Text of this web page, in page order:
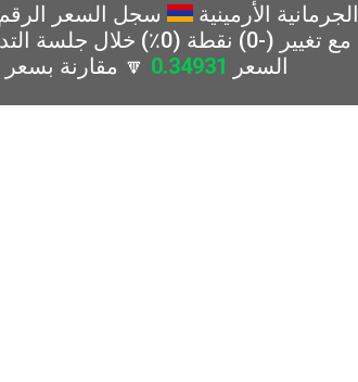
الجرمانية الأرمينية
سجل السعر الرقم
السعر 0.34931 🔽 مقارنة بسعر